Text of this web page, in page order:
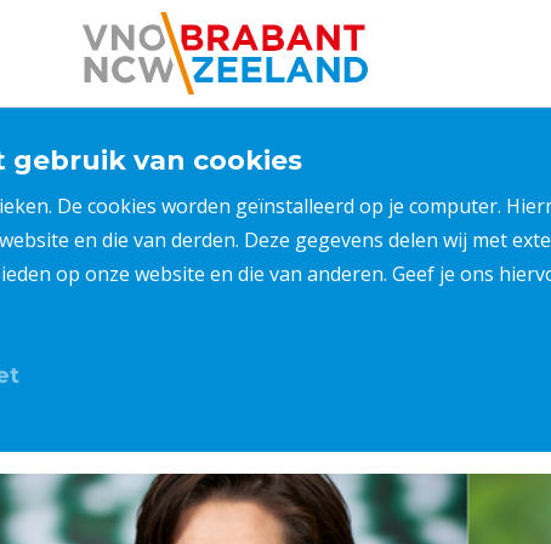
gebruik van cookies
De cookies worden geïnstalleerd op je computer.
en die van derden. Deze gegevens delen wij met
op onze website en die van anderen. Geef je ons